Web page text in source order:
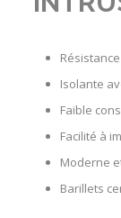
Isolante
Faible
Facilité à
Moderne
Barillets